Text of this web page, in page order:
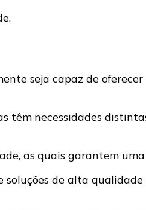
seja capaz de
necessidades
as quais garantem
soluções de alta